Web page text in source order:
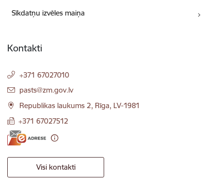
Sīkdatņu izvēles maiņa
Kontakti
+371 67027010
E-pasts:
pasts@zm.gov.lv
Republikas laukums 2, Rīga, LV-1981
+371 67027512
Visi kontakti